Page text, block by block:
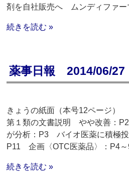
剤を自社販売へ ムンディファー
続きを読む »
薬事日報 2014/06/27
きょうの紙面（本号12ページ）
第１類の文書説明 やや改善：
が分析：P3 バイオ医薬に積極
P11 企画〈OTC医薬品〉：P4
続きを読む »